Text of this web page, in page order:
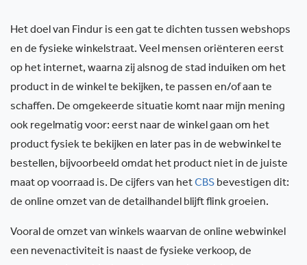
Het doel van Findur is een gat te dichten tussen webshops
en de fysieke winkelstraat. Veel mensen oriënteren eerst
op het internet, waarna zij alsnog de stad induiken om het
product in de winkel te bekijken, te passen en/of aan te
schaffen. De omgekeerde situatie komt naar mijn mening
ook regelmatig voor: eerst naar de winkel gaan om het
product fysiek te bekijken en later pas in de webwinkel te
bestellen, bijvoorbeeld omdat het product niet in de juiste
maat op voorraad is. De cijfers van hetCBS bevestigen dit:
de online omzet van de detailhandel blijft flink groeien.
Vooral de omzet van winkels waarvan de online webwinkel
een nevenactiviteit is naast de fysieke verkoop, de